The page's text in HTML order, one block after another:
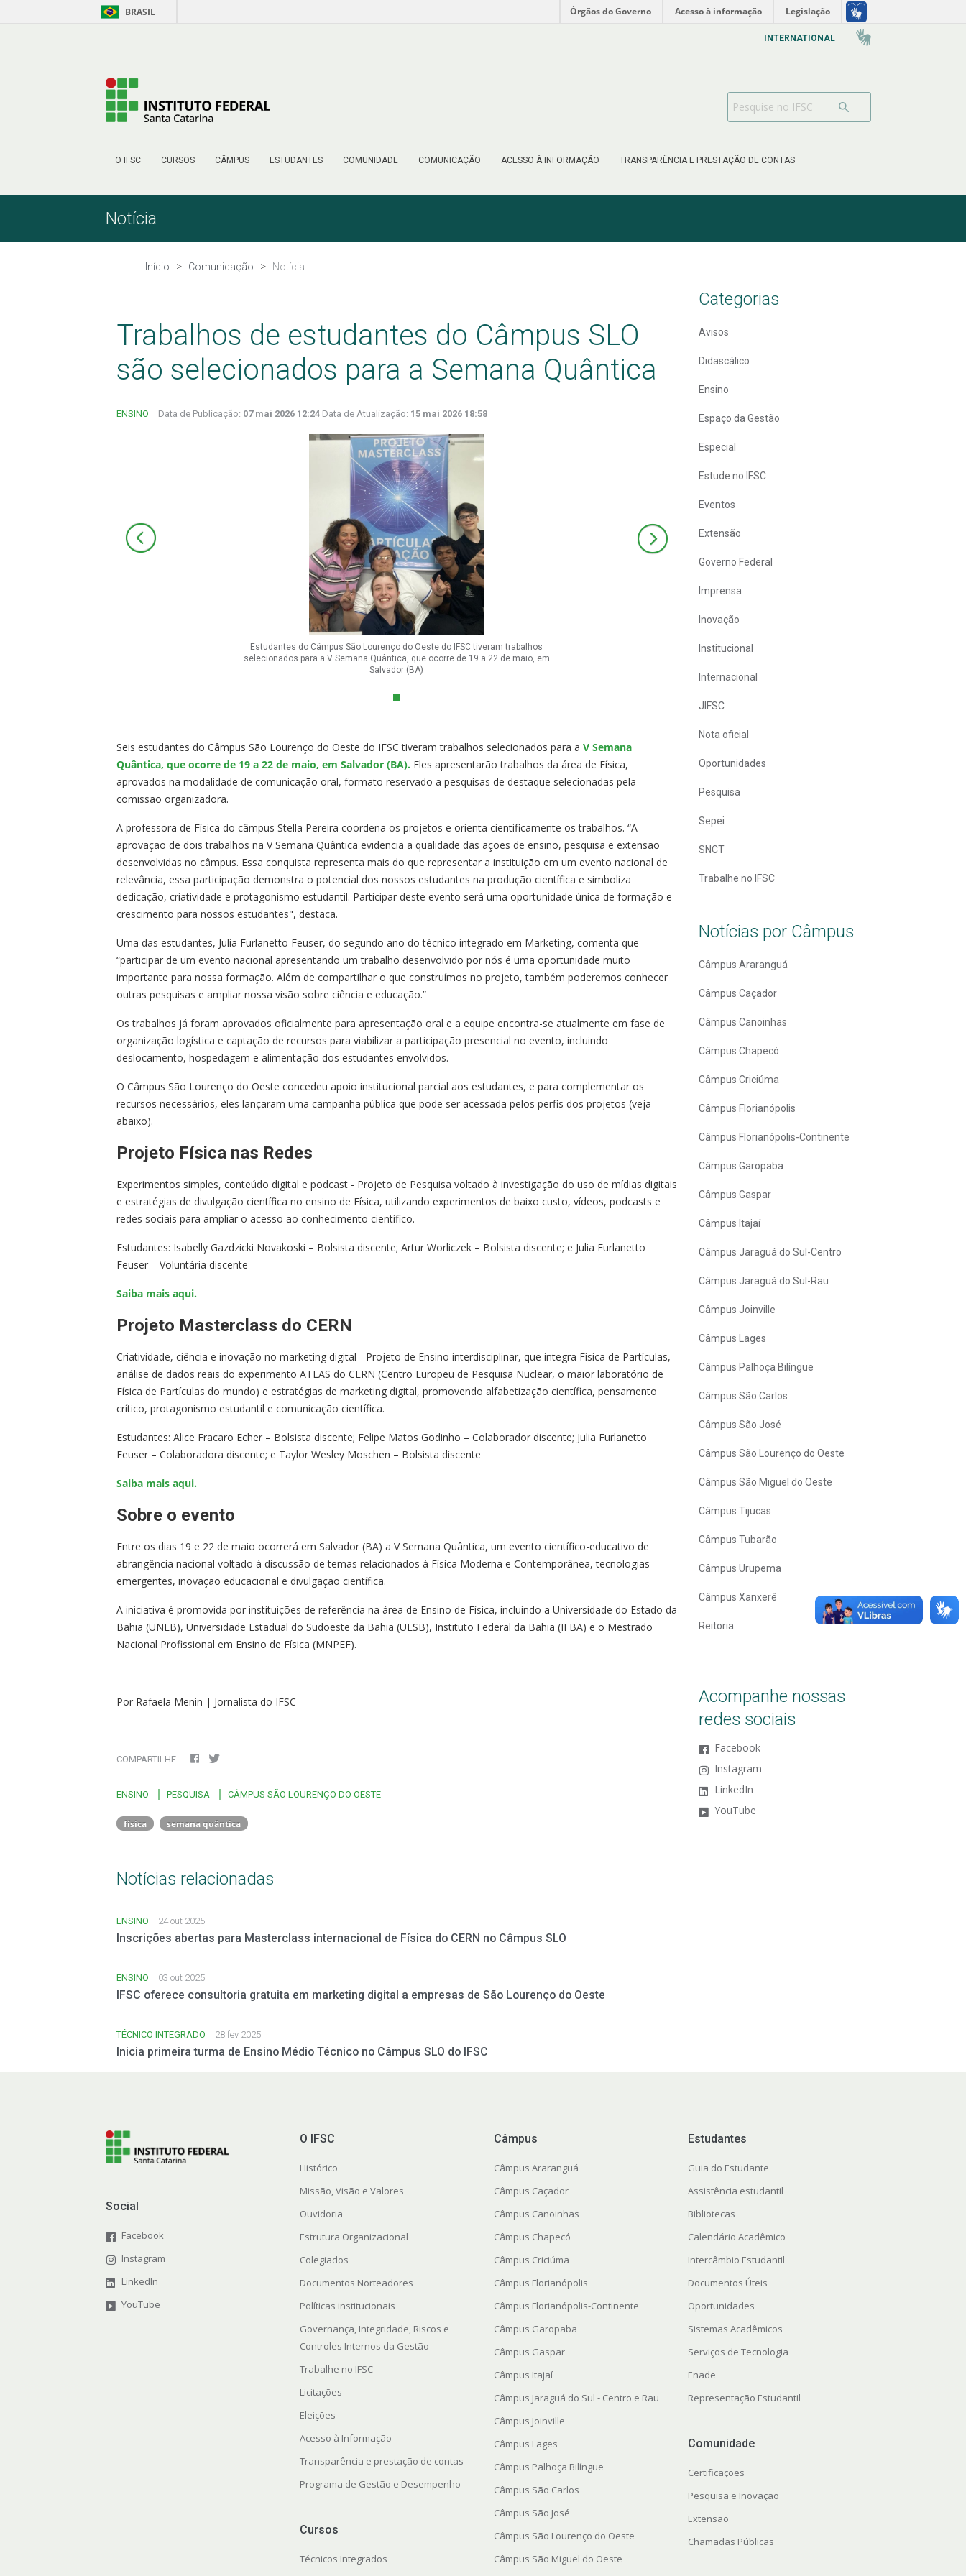
Pular para o Conteúdo BRASIL Órgãos do Governo Acesso à informação Legislação
O IFSC CURSOS CÂMPUS ESTUDANTES COMUNIDADE COMUNICAÇÃO ACESSO À INFORMAÇÃO TRANSPARÊNCIA E PRESTAÇÃO DE CONTAS
INTERNATIONAL
Notícia
Início Comunicação Notícia
Trabalhos de estudantes do Câmpus SLO
são selecionados para a Semana Quântica
ENSINO Data de Publicação: 07 mai 2026 12:24 Data de Atualização: 15 mai 2026 18:58
Estudantes do Câmpus São Lourenço do Oeste do IFSC tiveram trabalhos
selecionados para a V Semana Quântica, que ocorre de 19 a 22 de maio, em
Salvador (BA)
Seis estudantes do Câmpus São Lourenço do Oeste do IFSC tiveram trabalhos selecionados para a V Semana
Quântica, que ocorre de 19 a 22 de maio, em Salvador (BA). Eles apresentarão trabalhos da área de Física,
aprovados na modalidade de comunicação oral, formato reservado a pesquisas de destaque selecionadas pela
comissão organizadora.
A professora de Física do câmpus Stella Pereira coordena os projetos e orienta cientificamente os trabalhos. “A
aprovação de dois trabalhos na V Semana Quântica evidencia a qualidade das ações de ensino, pesquisa e extensão
desenvolvidas no câmpus. Essa conquista representa mais do que representar a instituição em um evento nacional de
relevância, essa participação demonstra o potencial dos nossos estudantes na produção científica e simboliza
dedicação, criatividade e protagonismo estudantil. Participar deste evento será uma oportunidade única de formação e
crescimento para nossos estudantes", destaca.
Uma das estudantes, Julia Furlanetto Feuser, do segundo ano do técnico integrado em Marketing, comenta que
“participar de um evento nacional apresentando um trabalho desenvolvido por nós é uma oportunidade muito
importante para nossa formação. Além de compartilhar o que construímos no projeto, também poderemos conhecer
outras pesquisas e ampliar nossa visão sobre ciência e educação.”
Os trabalhos já foram aprovados oficialmente para apresentação oral e a equipe encontra-se atualmente em fase de
organização logística e captação de recursos para viabilizar a participação presencial no evento, incluindo
deslocamento, hospedagem e alimentação dos estudantes envolvidos.
O Câmpus São Lourenço do Oeste concedeu apoio institucional parcial aos estudantes, e para complementar os
recursos necessários, eles lançaram uma campanha pública que pode ser acessada pelos perfis dos projetos (veja
abaixo).
Projeto Física nas Redes
Experimentos simples, conteúdo digital e podcast - Projeto de Pesquisa voltado à investigação do uso de mídias digitais
e estratégias de divulgação científica no ensino de Física, utilizando experimentos de baixo custo, vídeos, podcasts e
redes sociais para ampliar o acesso ao conhecimento científico.
Estudantes: Isabelly Gazdzicki Novakoski – Bolsista discente; Artur Worliczek – Bolsista discente; e Julia Furlanetto
Feuser – Voluntária discente
Saiba mais aqui.
Projeto Masterclass do CERN
Criatividade, ciência e inovação no marketing digital - Projeto de Ensino interdisciplinar, que integra Física de Partículas,
análise de dados reais do experimento ATLAS do CERN (Centro Europeu de Pesquisa Nuclear, o maior laboratório de
Física de Partículas do mundo) e estratégias de marketing digital, promovendo alfabetização científica, pensamento
crítico, protagonismo estudantil e comunicação científica.
Estudantes: Alice Fracaro Echer – Bolsista discente; Felipe Matos Godinho – Colaborador discente; Julia Furlanetto
Feuser – Colaboradora discente; e Taylor Wesley Moschen – Bolsista discente
Saiba mais aqui.
Sobre o evento
Entre os dias 19 e 22 de maio ocorrerá em Salvador (BA) a V Semana Quântica, um evento científico-educativo de
abrangência nacional voltado à discussão de temas relacionados à Física Moderna e Contemporânea, tecnologias
emergentes, inovação educacional e divulgação científica.
A iniciativa é promovida por instituições de referência na área de Ensino de Física, incluindo a Universidade do Estado da
Bahia (UNEB), Universidade Estadual do Sudoeste da Bahia (UESB), Instituto Federal da Bahia (IFBA) e o Mestrado
Nacional Profissional em Ensino de Física (MNPEF).
Por Rafaela Menin | Jornalista do IFSC
COMPARTILHE
ENSINO PESQUISA CÂMPUS SÃO LOURENÇO DO OESTE
física semana quântica
Notícias relacionadas
ENSINO 24 out 2025
Inscrições abertas para Masterclass internacional de Física do CERN no Câmpus SLO
ENSINO 03 out 2025
IFSC oferece consultoria gratuita em marketing digital a empresas de São Lourenço do Oeste
TÉCNICO INTEGRADO 28 fev 2025
Inicia primeira turma de Ensino Médio Técnico no Câmpus SLO do IFSC
Categorias
Avisos
Didascálico
Ensino
Espaço da Gestão
Especial
Estude no IFSC
Eventos
Extensão
Governo Federal
Imprensa
Inovação
Institucional
Internacional
JIFSC
Nota oficial
Oportunidades
Pesquisa
Sepei
SNCT
Trabalhe no IFSC
Notícias por Câmpus
Câmpus Araranguá
Câmpus Caçador
Câmpus Canoinhas
Câmpus Chapecó
Câmpus Criciúma
Câmpus Florianópolis
Câmpus Florianópolis-Continente
Câmpus Garopaba
Câmpus Gaspar
Câmpus Itajaí
Câmpus Jaraguá do Sul-Centro
Câmpus Jaraguá do Sul-Rau
Câmpus Joinville
Câmpus Lages
Câmpus Palhoça Bilíngue
Câmpus São Carlos
Câmpus São José
Câmpus São Lourenço do Oeste
Câmpus São Miguel do Oeste
Câmpus Tijucas
Câmpus Tubarão
Câmpus Urupema
Câmpus Xanxerê
Reitoria
Acompanhe nossas
redes sociais
Facebook
Instagram
LinkedIn
YouTube
Social
Facebook
Instagram
LinkedIn
YouTube
O IFSC
Histórico
Missão, Visão e Valores
Ouvidoria
Estrutura Organizacional
Colegiados
Documentos Norteadores
Políticas institucionais
Governança, Integridade, Riscos e
Controles Internos da Gestão
Trabalhe no IFSC
Licitações
Eleições
Acesso à Informação
Transparência e prestação de contas
Programa de Gestão e Desempenho
Cursos
Técnicos Integrados
Câmpus
Câmpus Araranguá
Câmpus Caçador
Câmpus Canoinhas
Câmpus Chapecó
Câmpus Criciúma
Câmpus Florianópolis
Câmpus Florianópolis-Continente
Câmpus Garopaba
Câmpus Gaspar
Câmpus Itajaí
Câmpus Jaraguá do Sul - Centro e Rau
Câmpus Joinville
Câmpus Lages
Câmpus Palhoça Bilíngue
Câmpus São Carlos
Câmpus São José
Câmpus São Lourenço do Oeste
Câmpus São Miguel do Oeste
Estudantes
Guia do Estudante
Assistência estudantil
Bibliotecas
Calendário Acadêmico
Intercâmbio Estudantil
Documentos Úteis
Oportunidades
Sistemas Acadêmicos
Serviços de Tecnologia
Enade
Representação Estudantil
Comunidade
Certificações
Pesquisa e Inovação
Extensão
Chamadas Públicas